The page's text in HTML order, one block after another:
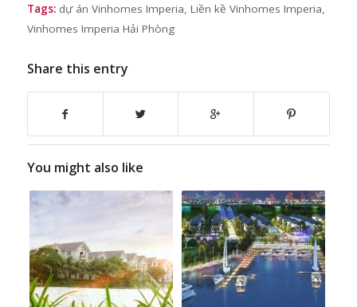
Tags: dự án Vinhomes Imperia, Liền kề Vinhomes Imperia,
Vinhomes Imperia Hải Phòng
Share this entry
You might also like